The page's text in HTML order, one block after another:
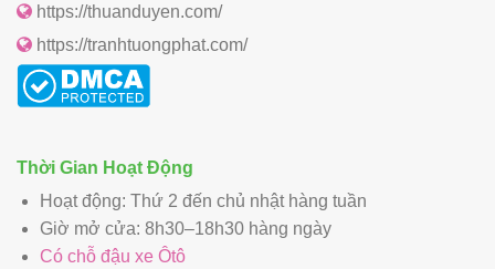
https://thuanduyen.com/
https://tranhtuongphat.com/
Thời Gian Hoạt Động
Hoạt động: Thứ 2 đến chủ nhật hàng tuần
Giờ mở cửa: 8h30–18h30 hàng ngày
Có chỗ đậu xe Ôtô